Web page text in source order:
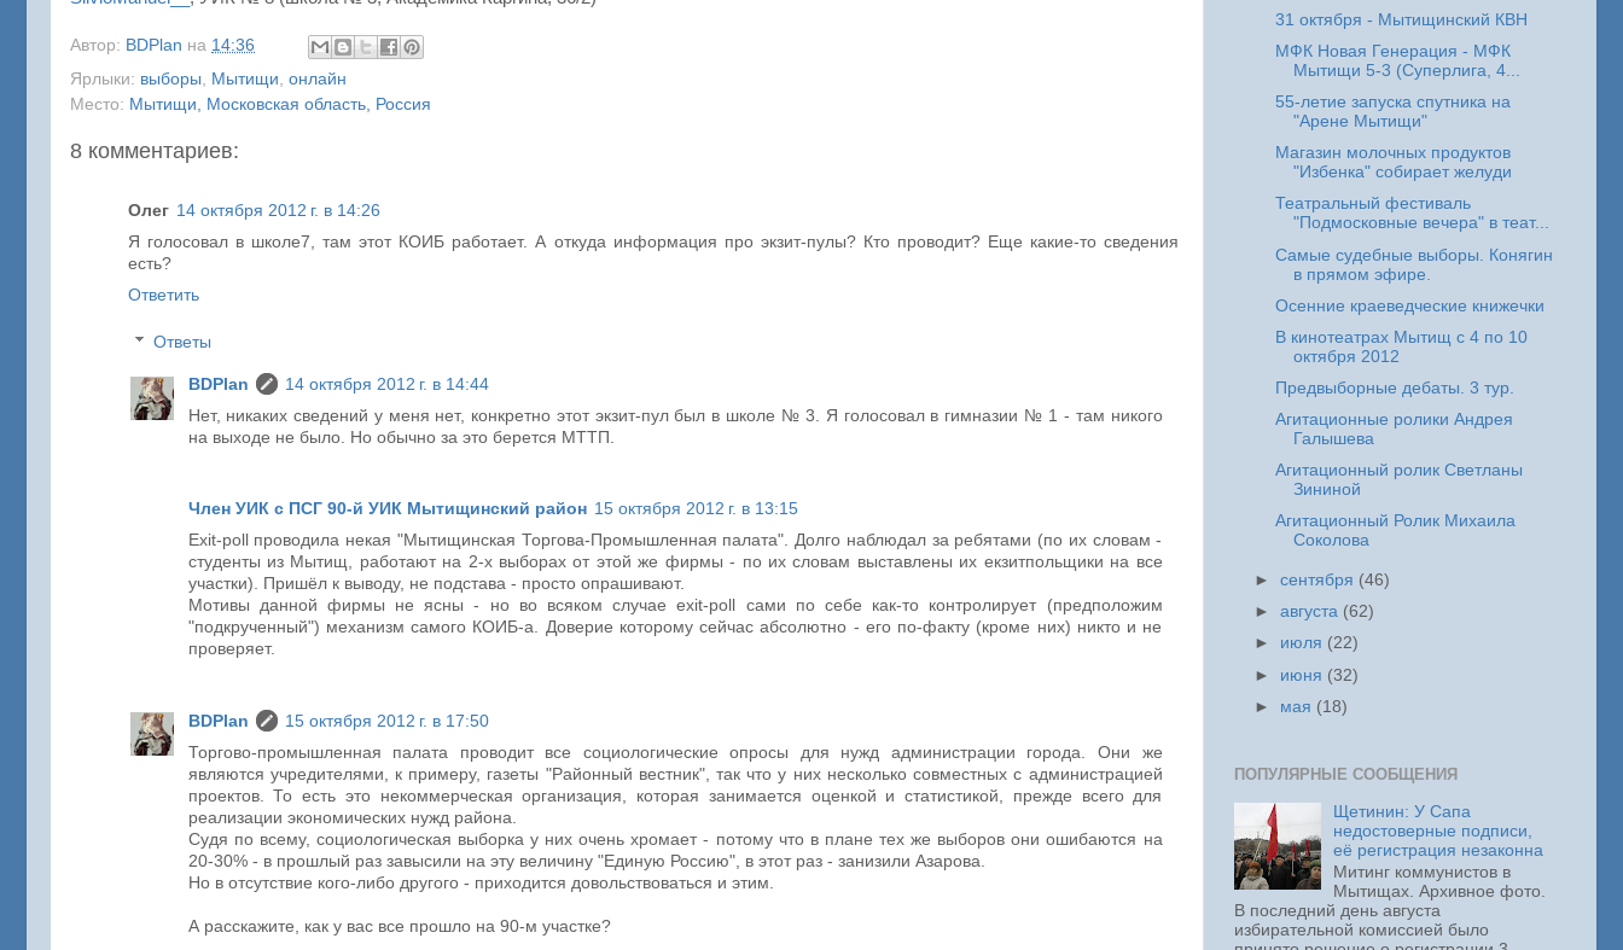
Автор: BDPlan на 14:36
Ярлыки: выборы, Мытищи, онлайн
Место: Мытищи, Московская область, Россия
8 комментариев:
Олег 14 октября 2012 г. в 14:26
Я голосовал в школе7, там этот КОИБ работает. А откуда информация про экзит-пулы? Кто проводит? Еще какие-то сведения
есть?
Ответить
Ответы
BDPlan
14 октября 2012 г. в 14:44
Нет, никаких сведений у меня нет, конкретно этот экзит-пул был в школе № 3. Я голосовал в гимназии № 1 - там никого
на выходе не было. Но обычно за это берется МТТП.
Член УИК с ПСГ 90-й УИК Мытищинский район 15 октября 2012 г. в 13:15
Exit-poll проводила некая "Мытищинская Торгова-Промышленная палата". Долго наблюдал за ребятами (по их словам -
студенты из Мытищ, работают на 2-х выборах от этой же фирмы - по их словам выставлены их екзитпольщики на все
участки). Пришёл к выводу, не подстава - просто опрашивают.
Мотивы данной фирмы не ясны - но во всяком случае exit-poll сами по себе как-то контролирует (предположим
"подкрученный") механизм самого КОИБ-а. Доверие которому сейчас абсолютно - его по-факту (кроме них) никто и не
проверяет.
BDPlan
15 октября 2012 г. в 17:50
Торгово-промышленная палата проводит все социологические опросы для нужд администрации города. Они же
являются учредителями, к примеру, газеты "Районный вестник", так что у них несколько совместных с администрацией
проектов. То есть это некоммерческая организация, которая занимается оценкой и статистикой, прежде всего для
реализации экономических нужд района.
Судя по всему, социологическая выборка у них очень хромает - потому что в плане тех же выборов они ошибаются на
20-30% - в прошлый раз завысили на эту величину "Единую Россию", в этот раз - занизили Азарова.
Но в отсутствие кого-либо другого - приходится довольствоваться и этим.
А расскажите, как у вас все прошло на 90-м участке?
31 октября - Мытищинский КВН
МФК Новая Генерация - МФК
Мытищи 5-3 (Суперлига, 4...
55-летие запуска спутника на
"Арене Мытищи"
Магазин молочных продуктов
"Избенка" собирает желуди
Театральный фестиваль
"Подмосковные вечера" в теат...
Самые судебные выборы. Конягин
в прямом эфире.
Осенние краеведческие книжечки
В кинотеатрах Мытищ с 4 по 10
октября 2012
Предвыборные дебаты. 3 тур.
Агитационные ролики Андрея
Галышева
Агитационный ролик Светланы
Зининой
Агитационный Ролик Михаила
Соколова
►сентября (46)
►августа (62)
► июля (22)
► июня (32)
► мая (18)
ПОПУЛЯРНЫЕ СООБЩЕНИЯ
Щетинин: У Сапа
недостоверные подписи,
её регистрация незаконна
Митинг коммунистов в
Мытищах. Архивное фото.
В последний день августа
избирательной комиссией было